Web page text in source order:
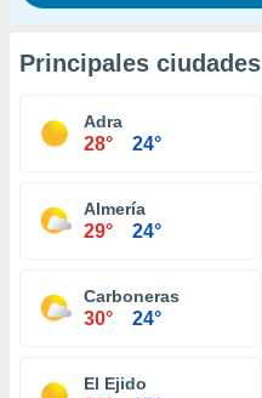
Principales ciudades
Adra
28° 24°
Almería
29° 24°
Carboneras
30° 24°
El Ejido